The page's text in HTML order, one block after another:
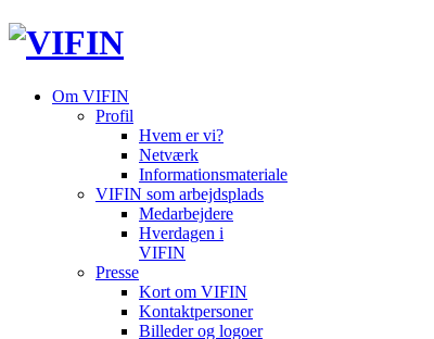
Om VIFIN
Profil
Hvem er vi?
Netværk
Informationsmateriale
VIFIN som arbejdsplads
Medarbejdere
Hverdagen i
VIFIN
Presse
Kort om VIFIN
Kontaktpersoner
Billeder og logoer